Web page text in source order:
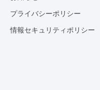
プライバシーポリシー
情報セキュリティポリシー